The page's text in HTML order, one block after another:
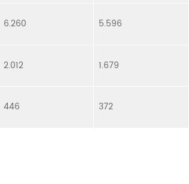
6.260 5.596
2.012 1.679
446 372